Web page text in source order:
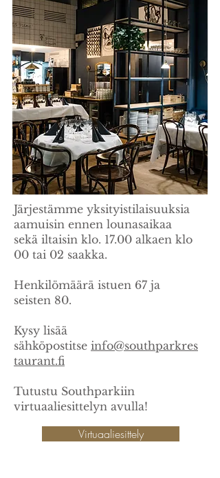
Järjestämme yksityistilaisuuksia
aamuisin ennen lounasaikaa
sekä iltaisin klo. 17.00 alkaen klo
00 tai 02 saakka.
Henkilömäärä istuen 67 ja
seisten 80.
Kysy lisää
sähköpostitse info@southparkres
taurant.fi
Tutustu Southparkiin
virtuaaliesittelyn avulla!
Virtuaaliesittely